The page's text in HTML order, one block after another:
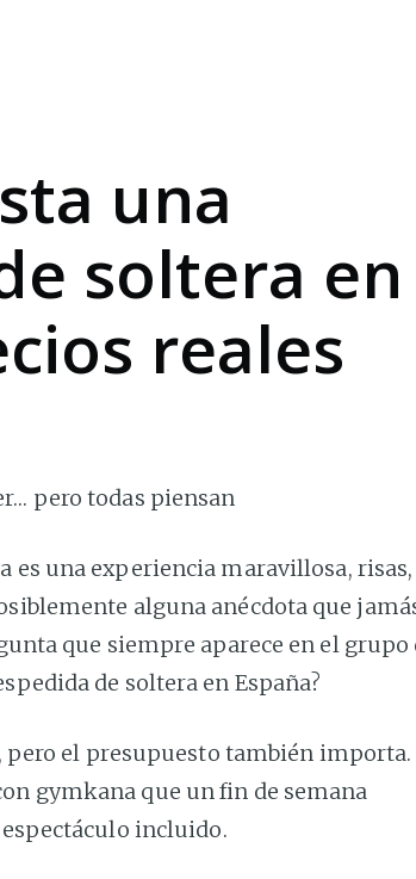
una
soltera en
reales
pero todas piensan
es una experiencia maravillosa, risas,
alguna anécdota que
que siempre aparece en el grupo
de soltera en España?
el presupuesto también importa.
gymkana que un fin de semana
incluido.